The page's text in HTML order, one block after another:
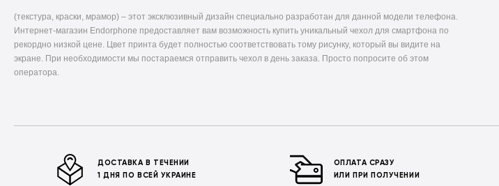
(текстура, краски, мрамор) – этот эксклюзивный дизайн специально разработан для данной модели телефона.
Интернет-магазин Endorphone предоставляет вам возможность купить уникальный чехол для смартфона по
рекордно низкой цене. Цвет принта будет полностью соответствовать тому рисунку, который вы видите на
экране. При необходимости мы постараемся отправить чехол в день заказа. Просто попросите об этом
оператора.
ДОСТАВКА В ТЕЧЕНИИ
1 ДНЯ ПО ВСЕЙ УКРАИНЕ
ОПЛАТА СРАЗУ
ИЛИ ПРИ ПОЛУЧЕНИИ